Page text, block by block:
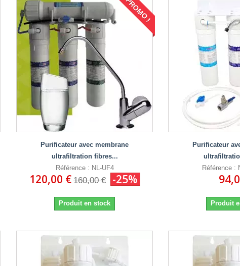
PROMO !
Purificateur avec membrane
ultrafiltration fibres...
Référence : NL-UF4
120,00 € 160,00 € -25%
Produit en stock
Purificateur
Référence :
Produit